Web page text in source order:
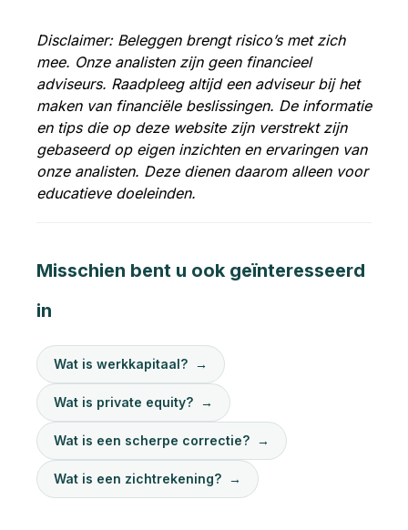
Disclaimer: Beleggen brengt risico’s met zich
mee. Onze analisten zijn geen financieel
adviseurs. Raadpleeg altijd een adviseur bij het
maken van financiële beslissingen. De informatie
en tips die op deze website zijn verstrekt zijn
gebaseerd op eigen inzichten en ervaringen van
onze analisten. Deze dienen daarom alleen voor
educatieve doeleinden.
Misschien bent u ook geïnteresseerd
in
Wat is werkkapitaal? →
Wat is private equity? →
Wat is een scherpe correctie? →
Wat is een zichtrekening? →